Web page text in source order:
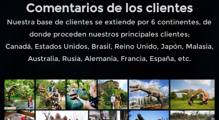
Comentarios de los clientes
Nuestra base de clientes se extiende por 6 continentes, de
donde proceden nuestros principales clientes;
Canadá, Estados Unidos, Brasil, Reino Unido, Japón, Malasia,
Australia, Rusia, Alemania, Francia, España, etc.